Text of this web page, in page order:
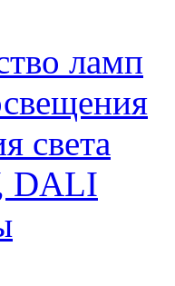
ламп
света
DALI